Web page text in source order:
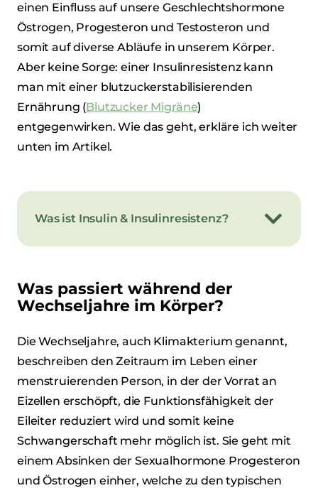
einen Einfluss auf unsere Geschlechtshormone
Östrogen, Progesteron und Testosteron und
somit auf diverse Abläufe in unserem Körper.
Aber keine Sorge: einer Insulinresistenz kann
man mit einer blutzuckerstabilisierenden
Ernährung (Blutzucker Migräne)
entgegenwirken. Wie das geht, erkläre ich weiter
unten im Artikel.
Was ist Insulin & Insulinresistenz?
Was passiert während der
Wechseljahre im Körper?
Die Wechseljahre, auch Klimakterium genannt,
beschreiben den Zeitraum im Leben einer
menstruierenden Person, in der der Vorrat an
Eizellen erschöpft, die Funktionsfähigkeit der
Eileiter reduziert wird und somit keine
Schwangerschaft mehr möglich ist. Sie geht mit
einem Absinken der Sexualhormone Progesteron
und Östrogen einher, welche zu den typischen